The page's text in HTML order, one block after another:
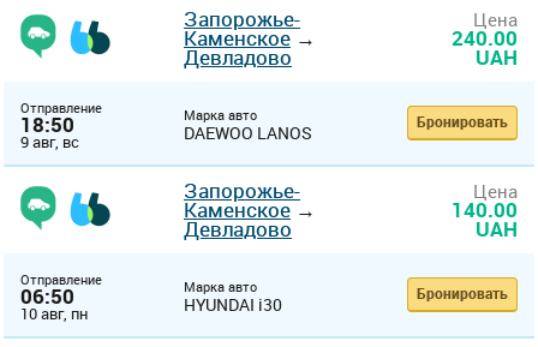
Запорожье-
Каменское→
Девладово
Цена
240.00
UAH
Отправление
18:50
9 авг, вс
Марка авто
DAEWOO LANOS Бронировать
Запорожье-
Каменское→
Девладово
Цена
140.00
UAH
Отправление
06:50
10 авг, пн
Марка авто
HYUNDAI i30 Бронировать